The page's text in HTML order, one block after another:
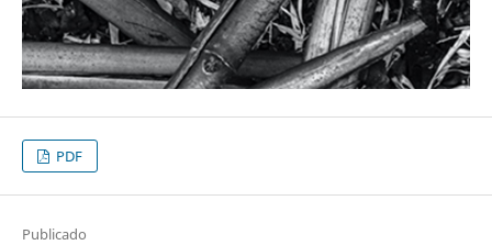
PDF
Publicado